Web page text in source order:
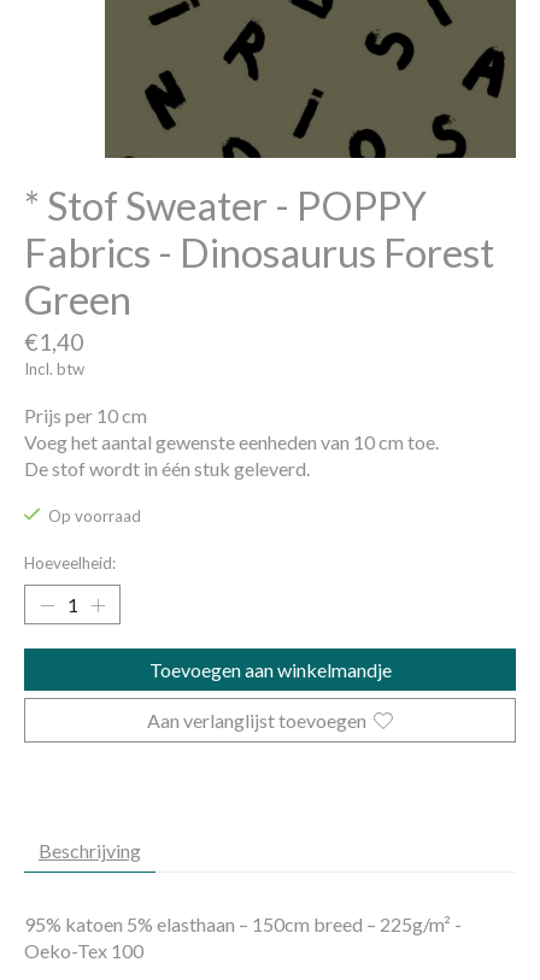
* Stof Sweater - POPPY
Fabrics - Dinosaurus Forest
Green
€1,40
Incl. btw
Prijs per 10 cm
Voeg het aantal gewenste eenheden van 10 cm toe.
De stof wordt in één stuk geleverd.
Op voorraad
Hoeveelheid:
Toevoegen aan winkelmandje
Aan verlanglijst toevoegen
Beschrijving
95% katoen 5% elasthaan – 150cm breed – 225g/m² -
Oeko-Tex 100